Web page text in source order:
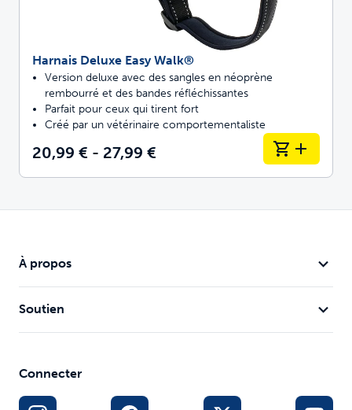
Harnais Deluxe Easy Walk®
Version deluxe avec des sangles en néoprène
rembourré et des bandes réfléchissantes
Parfait pour ceux qui tirent fort
Créé par un vétérinaire comportementaliste
20,99 € - 27,99 €
À propos
Soutien
Connecter